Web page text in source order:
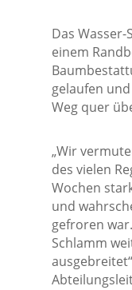
Das
einem
gelaufen
Weg quer
„Wir
des vielen
Wochen
und
gefroren
Schlamm